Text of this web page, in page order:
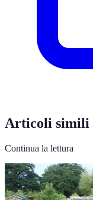
Articoli simili
Continua la lettura